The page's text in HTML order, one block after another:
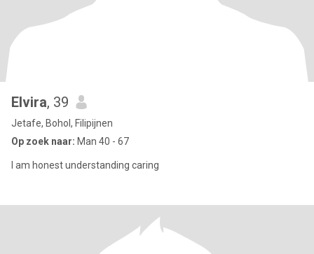
Elvira, 39
Jetafe, Bohol, Filipijnen
Op zoek naar: Man 40 - 67
I am honest understanding caring